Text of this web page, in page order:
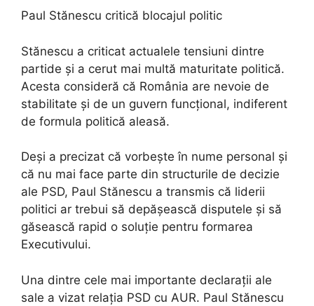
Paul Stănescu critică blocajul politic
Stănescu a criticat actualele tensiuni dintre
partide și a cerut mai multă maturitate politică.
Acesta consideră că România are nevoie de
stabilitate și de un guvern funcțional, indiferent
de formula politică aleasă.
Deși a precizat că vorbește în nume personal și
că nu mai face parte din structurile de decizie
ale PSD, Paul Stănescu a transmis că liderii
politici ar trebui să depășească disputele și să
găsească rapid o soluție pentru formarea
Executivului.
Una dintre cele mai importante declarații ale
sale a vizat relația PSD cu AUR. Paul Stănescu